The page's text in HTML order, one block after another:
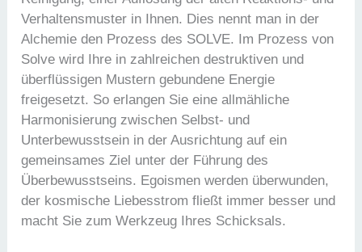
Verhaltensmuster in Ihnen. Dies nennt man in der
Alchemie den Prozess des SOLVE. Im Prozess von
Solve wird Ihre in zahlreichen destruktiven und
überflüssigen Mustern gebundene Energie
freigesetzt. So erlangen Sie eine allmähliche
Harmonisierung zwischen Selbst- und
Unterbewusstsein in der Ausrichtung auf ein
gemeinsames Ziel unter der Führung des
Überbewusstseins. Egoismen werden überwunden,
der kosmische Liebesstrom fließt immer besser und
macht Sie zum Werkzeug Ihres Schicksals.